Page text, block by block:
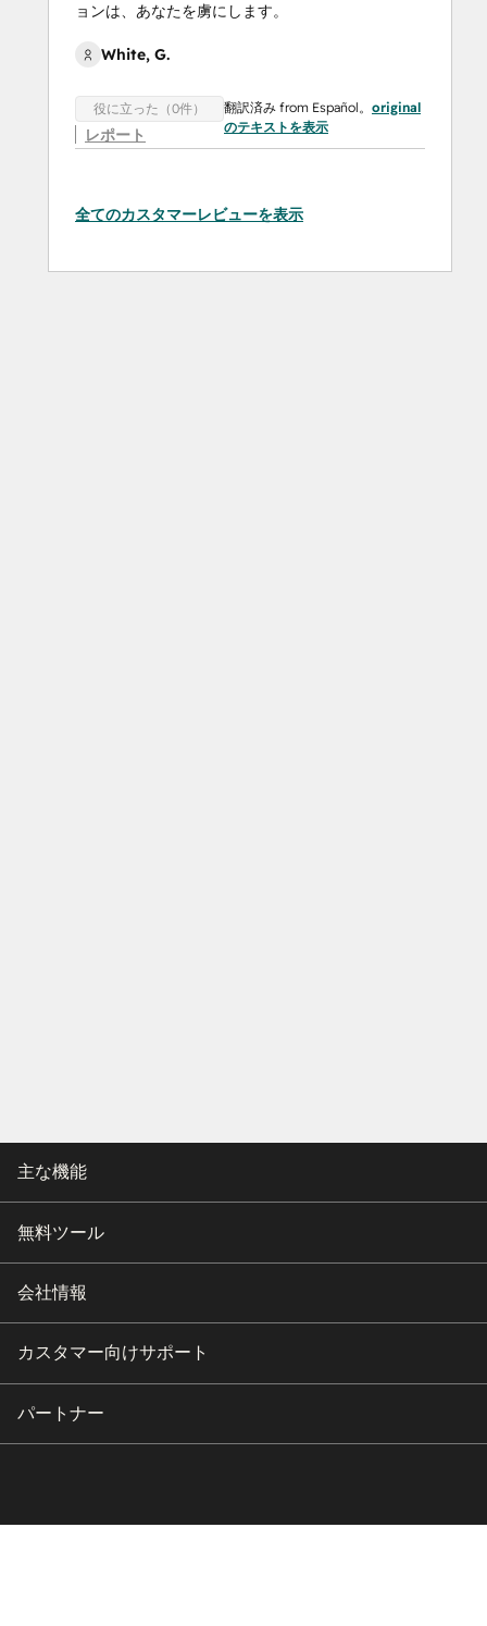
ョンは、あなたを虜にします。
White, G.
役に立った（0件）
レポート
翻訳済み from Español。 original
のテキストを表示
全てのカスタマーレビューを表示
主な機能
無料ツール
会社情報
カスタマー向けサポート
パートナー